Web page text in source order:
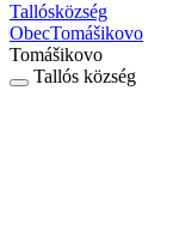
Tallósközség
ObecTomášikovo
Tomášikovo
Tallós község